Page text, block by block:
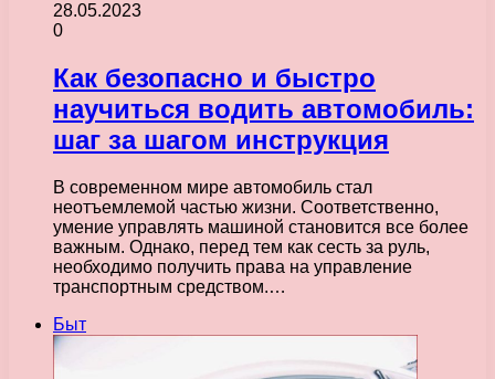
28.05.2023
0
Как безопасно и быстро
научиться водить автомобиль:
шаг за шагом инструкция
В современном мире автомобиль стал
неотъемлемой частью жизни. Соответственно,
умение управлять машиной становится все более
важным. Однако, перед тем как сесть за руль,
необходимо получить права на управление
транспортным средством.…
Быт